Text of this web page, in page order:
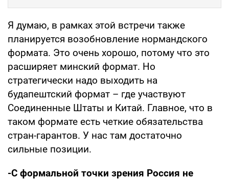
Я думаю, в рамках этой встречи также
планируется возобновление нормандского
формата. Это очень хорошо, потому что это
расширяет минский формат. Но
стратегически надо выходить на
будапештский формат – где участвуют
Соединенные Штаты и Китай. Главное, что в
таком формате есть четкие обязательства
стран-гарантов. У нас там достаточно
сильные позиции.
-С формальной точки зрения Россия не